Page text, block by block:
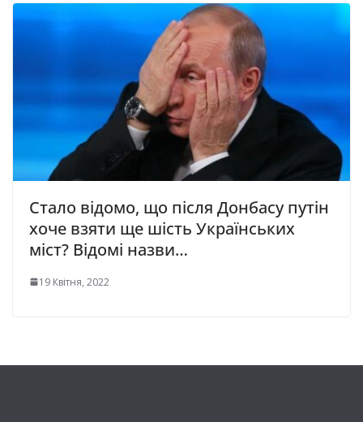
Стало відомо, що після Донбасу путін
хоче взяти ще шість Українських
міст? Відомі назви…
19 Квітня, 2022